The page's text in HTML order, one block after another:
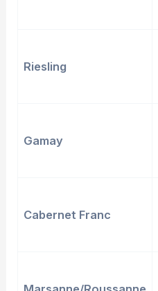
Riesling
Gamay
Cabernet Franc